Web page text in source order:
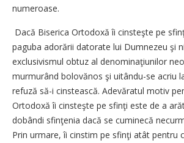
numeroase.
Dacă Biserica Ortodoxă îi cinsteşte pe
paguba adorării datorate lui Dumnezeu şi
exclusivismul obtuz al denominaţiunilor
murmurând bolovănos şi uitându-se acriu
refuză să-i cinstească. Adevăratul motiv
Ortodoxă îi cinsteşte pe sfinţi este de a
dobândi sfinţenia dacă se cuminecă
Prin urmare, îi cinstim pe sfinţi atât pentru